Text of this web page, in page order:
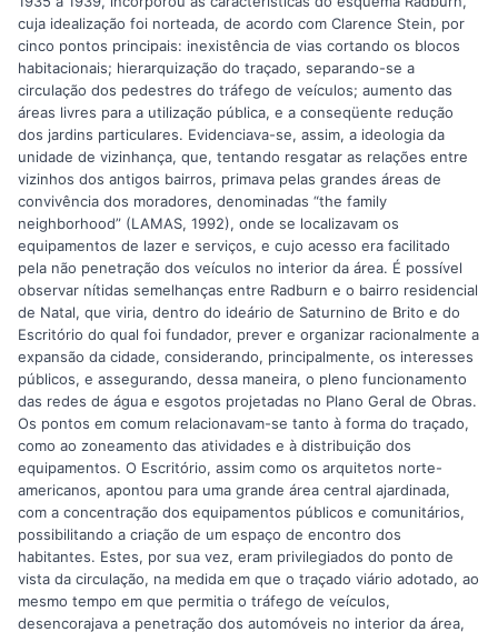
cuja idealização foi norteada, de acordo com Clarence Stein, por
cinco pontos principais: inexistência de vias cortando os blocos
habitacionais; hierarquização do traçado, separando-se a
circulação dos pedestres do tráfego de veículos; aumento das
áreas livres para a utilização pública, e a conseqüente redução
dos jardins particulares. Evidenciava-se, assim, a ideologia da
unidade de vizinhança, que, tentando resgatar as relações entre
vizinhos dos antigos bairros, primava pelas grandes áreas de
convivência dos moradores, denominadas “the family
neighborhood” (LAMAS, 1992), onde se localizavam os
equipamentos de lazer e serviços, e cujo acesso era facilitado
pela não penetração dos veículos no interior da área. É possível
observar nítidas semelhanças entre Radburn e o bairro residencial
de Natal, que viria, dentro do ideário de Saturnino de Brito e do
Escritório do qual foi fundador, prever e organizar racionalmente a
expansão da cidade, considerando, principalmente, os interesses
públicos, e assegurando, dessa maneira, o pleno funcionamento
das redes de água e esgotos projetadas no Plano Geral de Obras.
Os pontos em comum relacionavam-se tanto à forma do traçado,
como ao zoneamento das atividades e à distribuição dos
equipamentos. O Escritório, assim como os arquitetos norte-
americanos, apontou para uma grande área central ajardinada,
com a concentração dos equipamentos públicos e comunitários,
possibilitando a criação de um espaço de encontro dos
habitantes. Estes, por sua vez, eram privilegiados do ponto de
vista da circulação, na medida em que o traçado viário adotado, ao
mesmo tempo em que permitia o tráfego de veículos,
desencorajava a penetração dos automóveis no interior da área,